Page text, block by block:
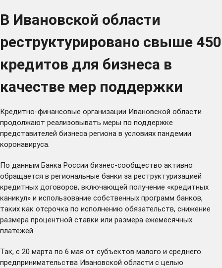
В Ивановской области
реструктурировано свыше 450
кредитов для бизнеса в
качестве мер поддержки
Кредитно-финансовые организации Ивановской области
продолжают реализовывать меры по поддержке
представителей бизнеса региона в условиях пандемии
коронавируса.
По данным Банка России бизнес-сообщество активно
обращается в региональные банки за реструктуризацией
кредитных договоров, включающей получение «кредитных
каникул» и использование собственных программ банков,
таких как отсрочка по исполнению обязательств, снижение
размера процентной ставки или размера ежемесячных
платежей.
Так, с 20 марта по 6 мая от субъектов малого и среднего
предпринимательства Ивановской области с целью